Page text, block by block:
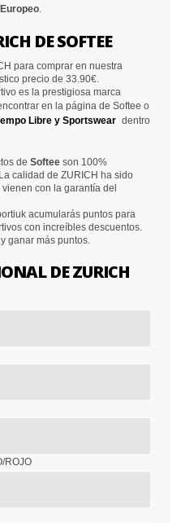
Europeo.
DE SOFTEE
para comprar en nuestra
precio de 33.90€.
es la prestigiosa marca
en la página de Softee o
Libre y Sportswear dentro
deSoftee son 100%
calidad de ZURICH ha sido
con la garantía del
acumularás puntos para
con increíbles descuentos.
ganar más puntos.
DE ZURICH
ROJO